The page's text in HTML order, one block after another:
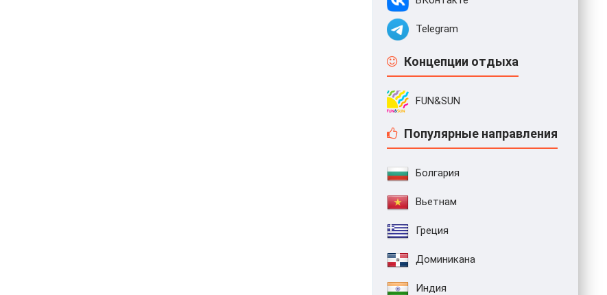
Telegram
Концепции отдыха
FUN&SUN
Популярные направления
Болгария
Вьетнам
Греция
Доминикана
Индия